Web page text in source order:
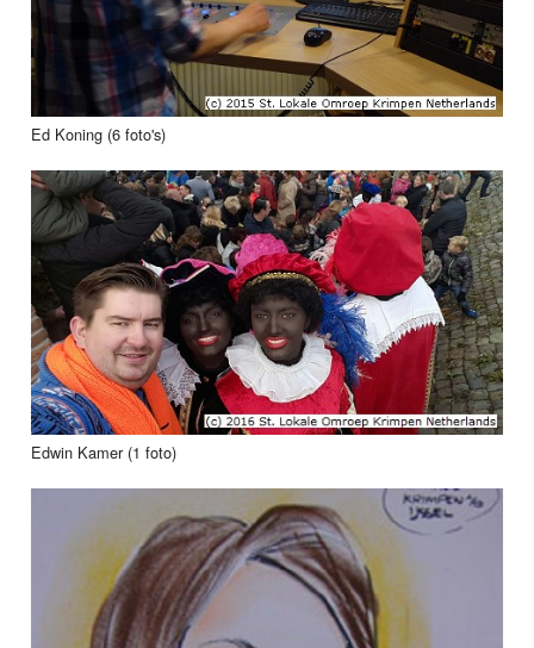
Ed Koning (6 foto's)
Edwin Kamer (1 foto)